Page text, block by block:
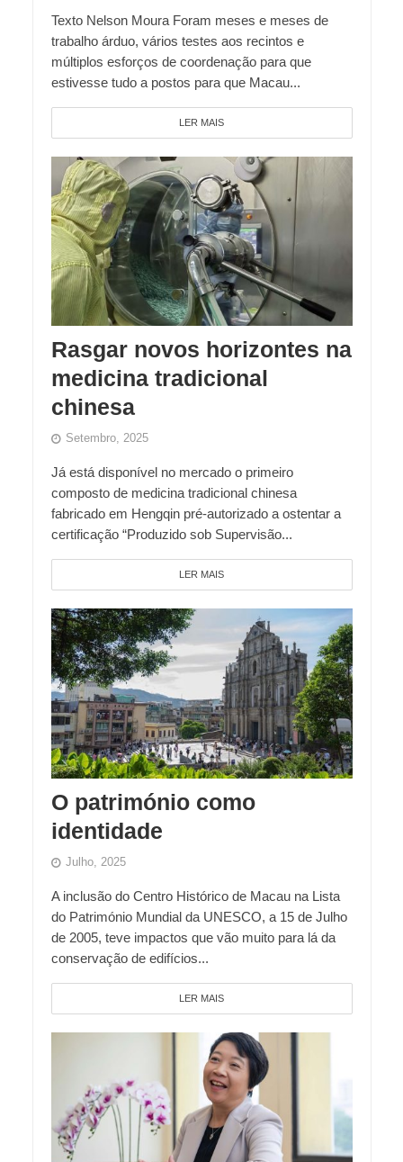
Texto Nelson Moura Foram meses e meses de
trabalho árduo, vários testes aos recintos e
múltiplos esforços de coordenação para que
estivesse tudo a postos para que Macau...
LER MAIS
Rasgar novos horizontes na
medicina tradicional
chinesa
Setembro, 2025
Já está disponível no mercado o primeiro
composto de medicina tradicional chinesa
fabricado em Hengqin pré-autorizado a ostentar a
certificação “Produzido sob Supervisão...
LER MAIS
O património como
identidade
Julho, 2025
A inclusão do Centro Histórico de Macau na Lista
do Património Mundial da UNESCO, a 15 de Julho
de 2005, teve impactos que vão muito para lá da
conservação de edifícios...
LER MAIS